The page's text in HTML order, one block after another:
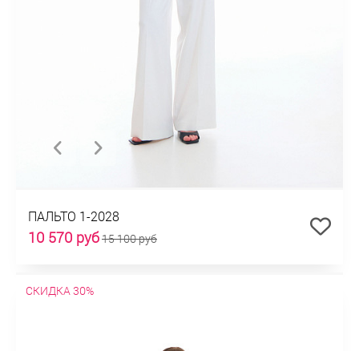
ПАЛЬТО 1-2028
10 570 руб15 100 руб
СКИДКА 30%